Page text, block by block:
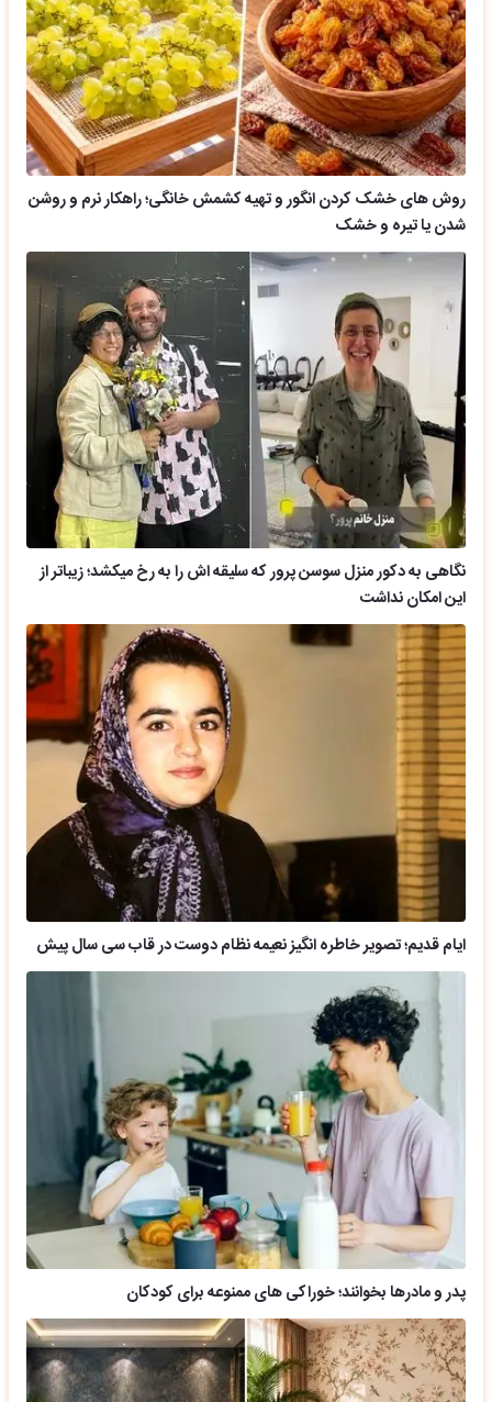
روش های خشک کردن انگور و تهیه کشمش خانگی؛ راهکار نرم و روشن
شدن یا تیره و خشک
نگاهی به دکور منزل سوسن پرور که سلیقه اش را به رخ میکشد؛ زیباتر از
این امکان نداشت
ایام قدیم؛ تصویر خاطره انگیز نعیمه نظام دوست در قاب سی سال پیش
پدر و مادرها بخوانند؛ خوراکی های ممنوعه برای کودکان